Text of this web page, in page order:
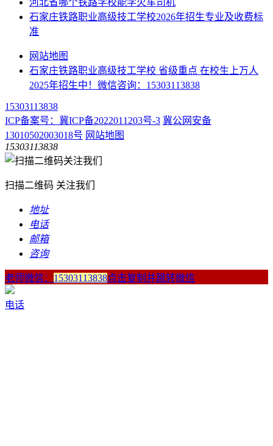
河北省哪个铁路学校能学火车司机
石家庄铁路职业高级技工学校2026年招生专业及收费标
准
网站地图
石家庄铁路职业高级技工学校 省级重点 在校生上万人
2025年招生中！微信咨询：15303113838
15303113838
ICP备案号：冀ICP备2022011203号-3 冀公网安备
13010502003018号 网站地图
15303113838
扫描二维码 关注我们
地址
电话
邮箱
咨询
老师微信： 15303113838点击复制并跳转微信
电话